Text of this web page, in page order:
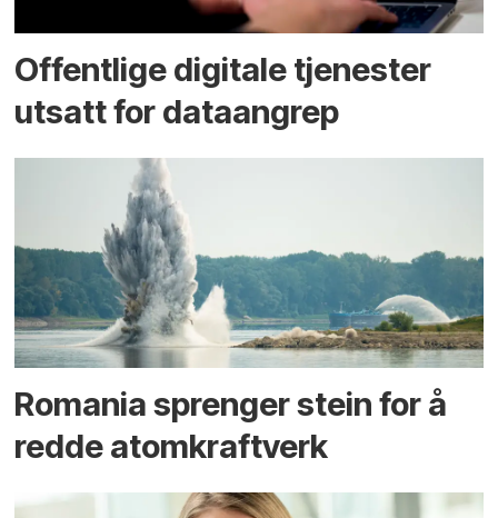
Offentlige digitale tjenester
utsatt for dataangrep
Romania sprenger stein for å
redde atomkraftverk